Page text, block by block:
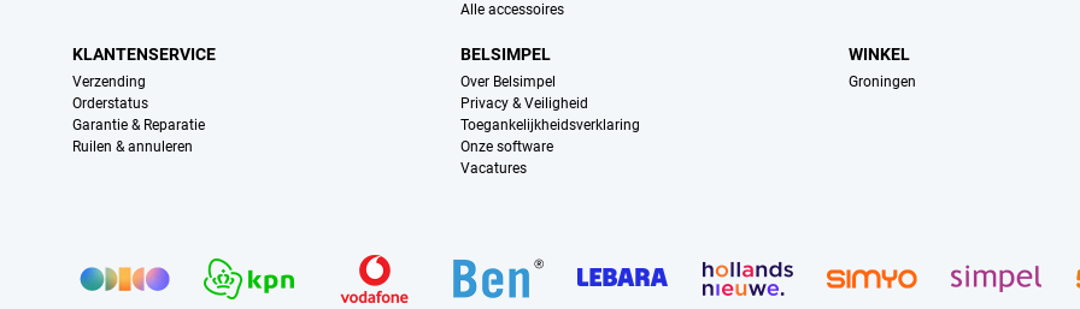
Alle accessoires
KLANTENSERVICE
Verzending
Orderstatus
Garantie & Reparatie
Ruilen & annuleren
BELSIMPEL
Over Belsimpel
Privacy & Veiligheid
Toegankelijkheidsverklaring
Onze software
Vacatures
WINKEL
Groningen